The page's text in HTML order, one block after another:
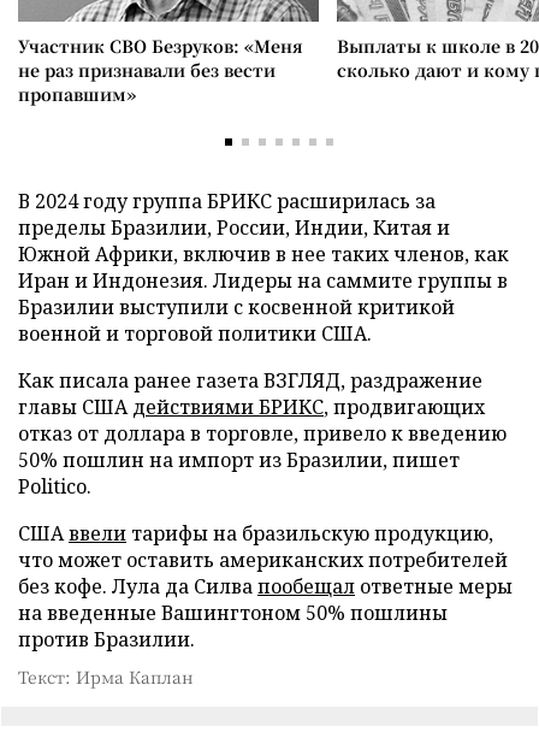
Участник СВО Безруков: «Меня
не раз признавали без вести
пропавшим»
Выплаты к школе в
сколько дают и
В 2024 году группа БРИКС расширилась за
пределы Бразилии, России, Индии, Китая и
Южной Африки, включив в нее таких членов, как
Иран и Индонезия. Лидеры на саммите группы в
Бразилии выступили с косвенной критикой
военной и торговой политики США.
Как писала ранее газета ВЗГЛЯД, раздражение
главы СШАдействиями БРИКС, продвигающих
отказ от доллара в торговле, привело к введению
50% пошлин на импорт из Бразилии, пишет
Politico.
СШАввели тарифы на бразильскую продукцию,
что может оставить американских потребителей
без кофе. Лула да Силвапообещал ответные меры
на введенные Вашингтоном 50% пошлины
против Бразилии.
Текст: Ирма Каплан